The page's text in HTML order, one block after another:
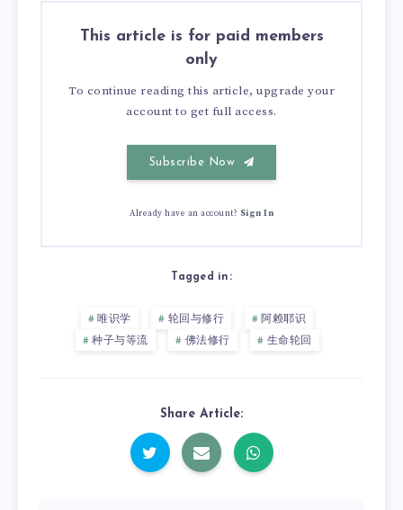
This article is for paid members
only
To continue reading this article, upgrade your
account to get full access.
Subscribe Now
Already have an account? Sign In
Tagged in:
唯识学 轮回与修行
阿赖耶识
种子与等流
佛法修行 生命轮回
Share Article: